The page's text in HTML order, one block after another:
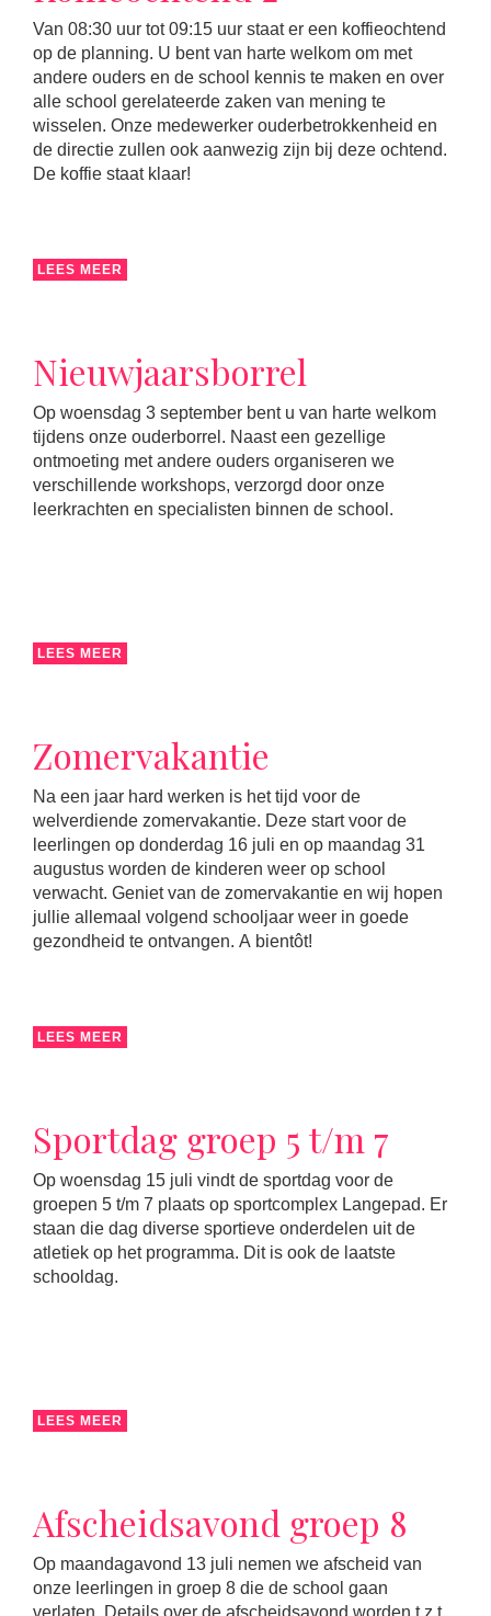
Van 08:30 uur tot 09:15 uur staat er een koffieochtend
op de planning. U bent van harte welkom om met
andere ouders en de school kennis te maken en over
alle school gerelateerde zaken van mening te
wisselen. Onze medewerker ouderbetrokkenheid en
de directie zullen ook aanwezig zijn bij deze ochtend.
De koffie staat klaar!
LEES MEER
Nieuwjaarsborrel
Op woensdag 3 september bent u van harte welkom
tijdens onze ouderborrel. Naast een gezellige
ontmoeting met andere ouders organiseren we
verschillende workshops, verzorgd door onze
leerkrachten en specialisten binnen de school.
LEES MEER
Zomervakantie
Na een jaar hard werken is het tijd voor de
welverdiende zomervakantie. Deze start voor de
leerlingen op donderdag 16 juli en op maandag 31
augustus worden de kinderen weer op school
verwacht. Geniet van de zomervakantie en wij hopen
jullie allemaal volgend schooljaar weer in goede
gezondheid te ontvangen. A bientôt!
LEES MEER
Sportdag groep 5 t/m 7
Op woensdag 15 juli vindt de sportdag voor de
groepen 5 t/m 7 plaats op sportcomplex Langepad. Er
staan die dag diverse sportieve onderdelen uit de
atletiek op het programma. Dit is ook de laatste
schooldag.
LEES MEER
Afscheidsavond groep 8
Op maandagavond 13 juli nemen we afscheid van
onze leerlingen in groep 8 die de school gaan
verlaten. Details over de afscheidsavond worden t.z.t.